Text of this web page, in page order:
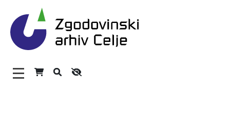
Zgodovinski arhiv Celje –
Glavni meni